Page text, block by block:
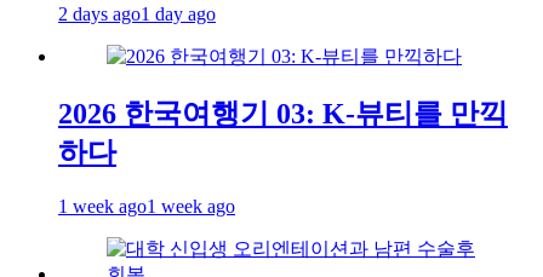
2 days ago1 day ago
2026 한국여행기 03: K-뷰티를 만끽
하다
1 week ago1 week ago